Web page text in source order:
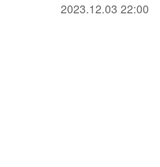
2023.12.03 22:00